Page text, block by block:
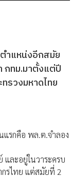
ำแหน่งอีกสมัย
กทม.มาตั้งแต่ปี
รวงมหาดไทย
รกคือ พล.ต.จำลอง
และอยู่ในวาระครบ
กรไทย แต่สมัยที่ 2